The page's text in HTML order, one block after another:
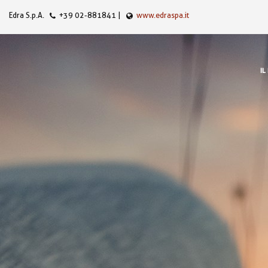
Edra S.p.A. +39 02-881841 | www.edraspa.it
IL